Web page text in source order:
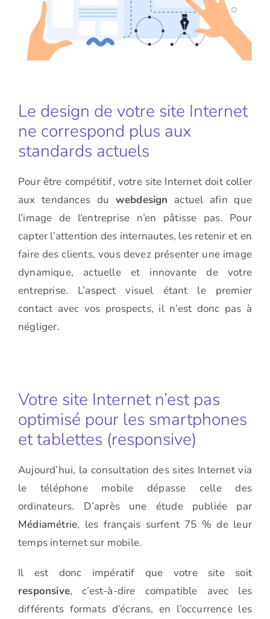
Le design de votre site Internet
ne correspond plus aux
standards actuels
Pour être compétitif, votre site Internet doit coller
aux tendances du webdesign actuel afin que
l’image de l’entreprise n’en pâtisse pas. Pour
capter l’attention des internautes, les retenir et en
faire des clients, vous devez présenter une image
dynamique, actuelle et innovante de votre
entreprise. L’aspect visuel étant le premier
contact avec vos prospects, il n’est donc pas à
négliger.
Votre site Internet n’est pas
optimisé pour les smartphones
et tablettes (responsive)
Aujourd’hui, la consultation des sites Internet via
le téléphone mobile dépasse celle des
ordinateurs. D’après une étude publiée par
Médiamétrie, les français surfent 75 % de leur
temps internet sur mobile.
Il est donc impératif que votre site soit
responsive, c’est-à-dire compatible avec les
différents formats d’écrans, en l’occurrence les